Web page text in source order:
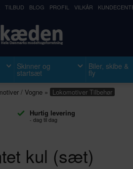
TILBUD BLOG PROFIL VILKÅR
Skinner og
startsæt
Biler, skibe &
fly
/ Vogne» Lokomotiver Tilbehør
Hurtig levering
- dag til dag
kul (sæt)